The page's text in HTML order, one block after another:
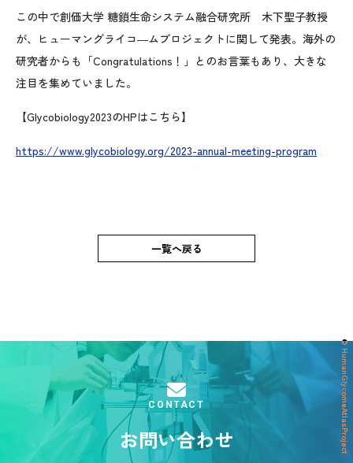
この中で創価大学 糖鎖生命システム融合研究所 木下聖子教授
が、ヒューマングライコ―ムプロジェクトに関して発表。海外の
研究者からも「Congratulations！」とのお言葉もあり、大きな
注目を集めていました。
【Glycobiology2023のHPはこちら】
https://www.glycobiology.org/2023-annual-meeting-program
一覧へ戻る
CONTACT
お問い合わせ © HumanGlycomeAtlasProject